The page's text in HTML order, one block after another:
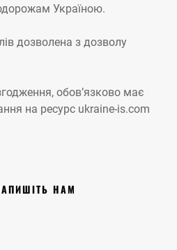
Україною.
дозволена з дозволу
обов’язково має
на ресурс ukraine-is.com
НАМ